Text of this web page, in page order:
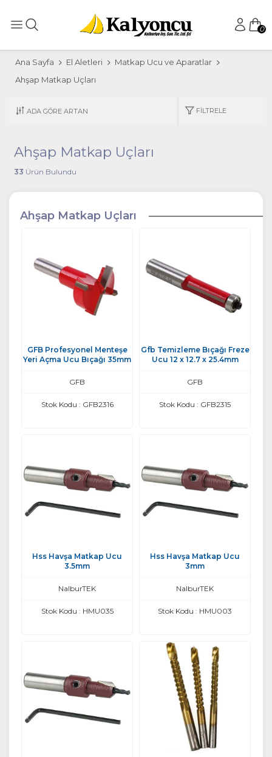
0
Ana Sayfa El Aletleri
Matkap Ucu ve Aparatlar
Ahşap Matkap Uçları
FILTRELE
Ahşap Matkap Uçları
33 Ürün Bulundu
Ahşap Matkap Uçları
GFB Profesyonel Menteşe
Yeri Açma Ucu Bıçağı 35mm
GFB
Stok Kodu : GFB2316
Gfb Temizleme Bıçağı Freze
Ucu 12 x 12.7 x 25.4mm
GFB
Stok Kodu : GFB2315
Hss Havşa Matkap Ucu
3.5mm
NalburTEK
Stok Kodu : HMU035
Hss Havşa Matkap Ucu
3mm
NalburTEK
Stok Kodu : HMU003